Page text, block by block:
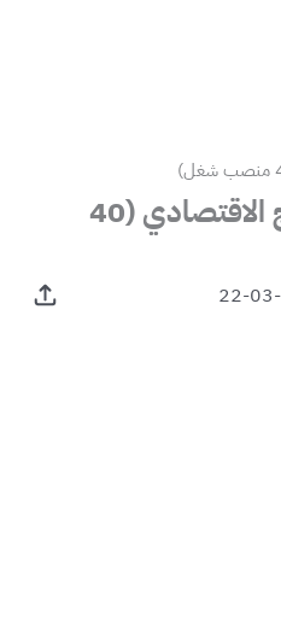
مباراة وزارة الإدماج الاقتصادي (40